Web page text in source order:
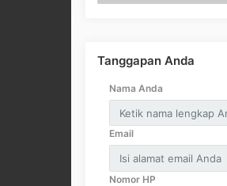
Tanggapan Anda
Nama Anda
Email
Nomor HP